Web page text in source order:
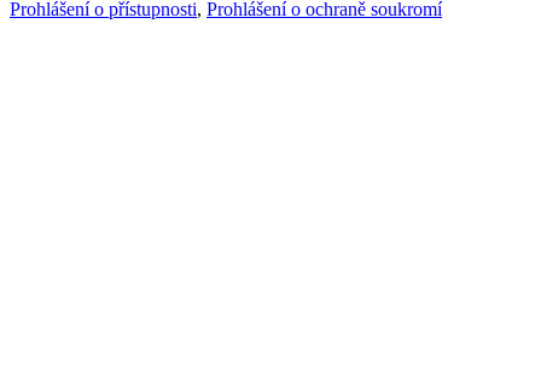
Prohlášení o přístupnosti, Prohlášení o ochraně soukromí